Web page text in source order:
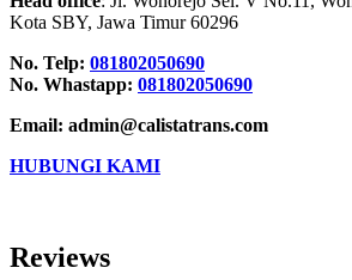
Kota SBY, Jawa Timur 60296
No. Telp: 081802050690
No. Whastapp: 081802050690
Email: admin@calistatrans.com
HUBUNGI KAMI
Reviews